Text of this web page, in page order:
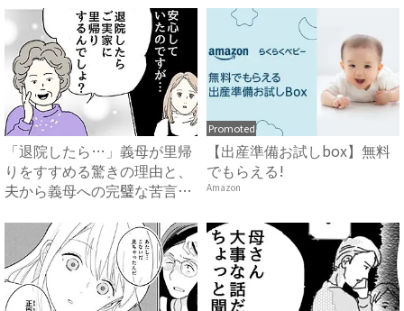
「退院したら…」義母が里帰
りをすすめる驚きの理由と、
夫から義母への完璧な苦言
Promoted
【出産準備お試しbox】無料
でもらえる!
Amazon